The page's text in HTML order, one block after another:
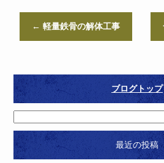
← 軽量鉄骨の解体工事
ブログトップ
最近の投稿